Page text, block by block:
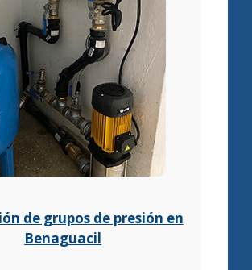
de grupos de presión en
Benaguacil